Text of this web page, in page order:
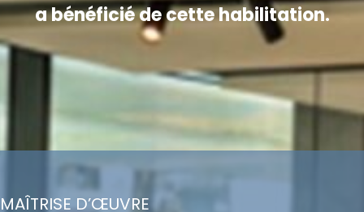
a bénéficié de cette habilitation.
MAÎTRISE D’ŒUVRE